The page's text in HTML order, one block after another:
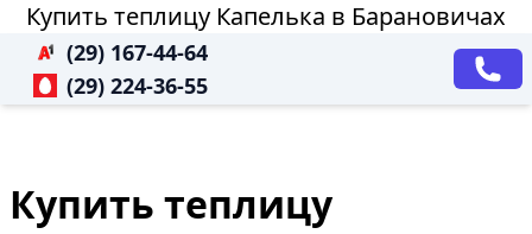
Купить теплицу Капелька в Барановичах
(29) 167-44-64
(29) 224-36-55
Купить теплицу